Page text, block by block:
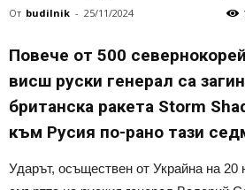
От budilnik - 25/11/2024
Повече от 500
висш руски генерал са
британска ракета Storm
към Русия по-рано тази
Ударът, осъществен от Украйна на